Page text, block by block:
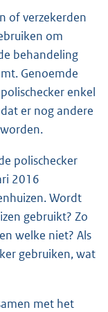
of verzekerden
om
behandeling
Genoemde
enkel
er nog andere
polischecker
2016
Wordt
gebruikt? Zo
welke niet? Als
gebruiken, wat
met het